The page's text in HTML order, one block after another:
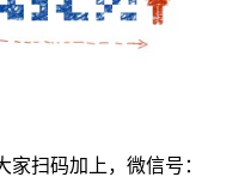
扫码加上，微信号：